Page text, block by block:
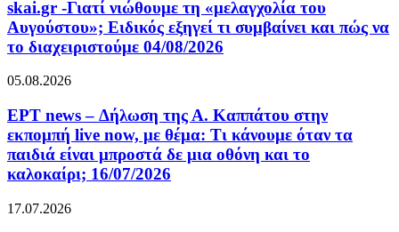
skai.gr -Γιατί νιώθουμε τη «μελαγχολία του
Αυγούστου»; Ειδικός εξηγεί τι συμβαίνει και πώς να
το διαχειριστούμε 04/08/2026
05.08.2026
ΕΡΤ news – Δήλωση της Α. Καππάτου στην
εκπομπή live now, με θέμα: Τι κάνουμε όταν τα
παιδιά είναι μπροστά δε μια οθόνη και το
καλοκαίρι; 16/07/2026
17.07.2026